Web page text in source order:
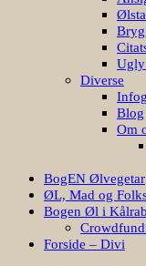
Ugly
Diverse
Blog
Om
BogEN Ølvegetar
ØL, Mad og
Bogen Øl i
Forside – Divi